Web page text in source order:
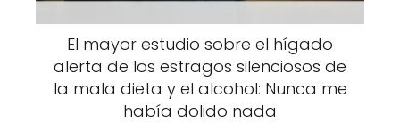
El mayor estudio sobre el hígado
alerta de los estragos silenciosos de
la mala dieta y el alcohol: Nunca me
había dolido nada